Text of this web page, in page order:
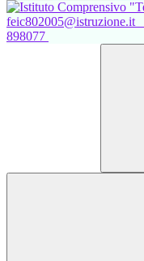
feic802005@istruzione.it
898077